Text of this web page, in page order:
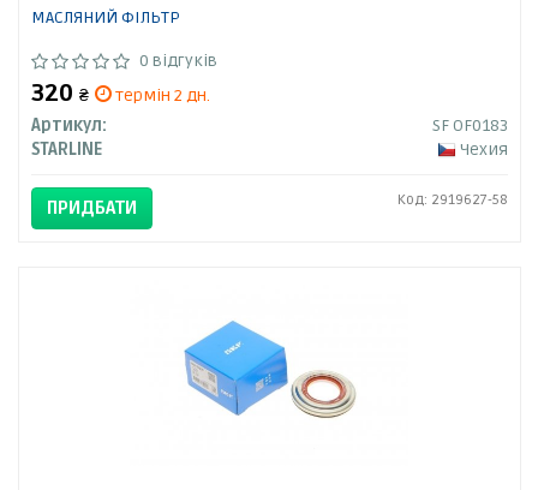
МАСЛЯНИЙ ФІЛЬТР
0 відгуків
320 ₴
термін 2 дн.
Артикул:
SF OF0183
STARLINE
Чехия
ПРИДБАТИ Код: 2919627-58